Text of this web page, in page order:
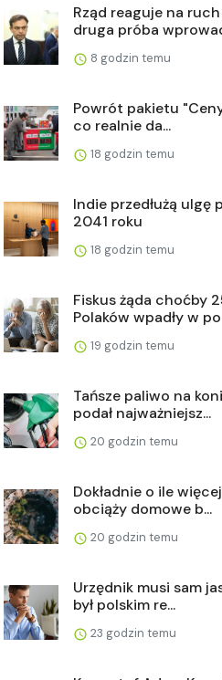
Rząd reaguje na
druga próba
8 godzin temu
Powrót pakietu
co realnie da...
18 godzin temu
Indie przedłużą ulgę
2041 roku
18 godzin temu
Fiskus żąda choćby
Polaków wpadły w
19 godzin temu
Tańsze paliwo na
podał najważniejsz...
20 godzin temu
Dokładnie o ile
obciąży domowe b...
20 godzin temu
Urzędnik musi sam
był polskim re...
23 godzin temu